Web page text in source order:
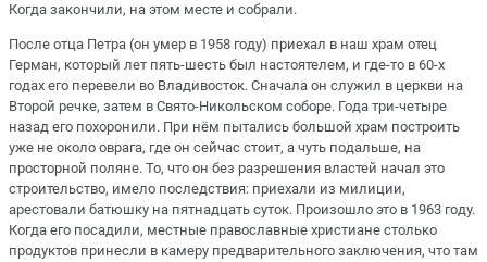
Когда закончили, на этом месте и собрали.
После отца Петра (он умер в 1958 году) приехал в наш храм отец
Герман, который лет пять-шесть был настоятелем, и где-то в 60-х
годах его перевели во Владивосток. Сначала он служил в церкви на
Второй речке, затем в Свято-Никольском соборе. Года три-четыре
назад его похоронили. При нём пытались большой храм построить
уже не около оврага, где он сейчас стоит, а чуть подальше, на
просторной поляне. То, что он без разрешения властей начал это
строительство, имело последствия: приехали из милиции,
арестовали батюшку на пятнадцать суток. Произошло это в 1963 году.
Когда его посадили, местные православные христиане столько
продуктов принесли в камеру предварительного заключения, что там